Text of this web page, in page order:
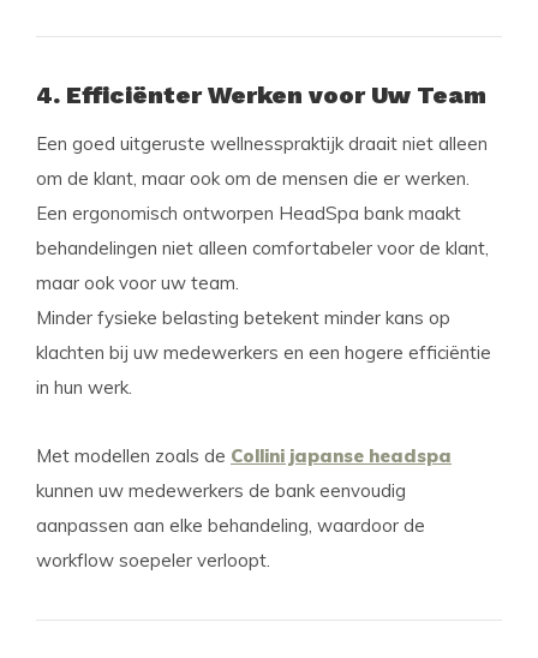
4. Efficiënter Werken voor Uw Team
Een goed uitgeruste wellnesspraktijk draait niet alleen
om de klant, maar ook om de mensen die er werken.
Een ergonomisch ontworpen HeadSpa bank maakt
behandelingen niet alleen comfortabeler voor de klant,
maar ook voor uw team.
Minder fysieke belasting betekent minder kans op
klachten bij uw medewerkers en een hogere efficiëntie
in hun werk.
Met modellen zoals de Collini japanse headspa
kunnen uw medewerkers de bank eenvoudig
aanpassen aan elke behandeling, waardoor de
workflow soepeler verloopt.